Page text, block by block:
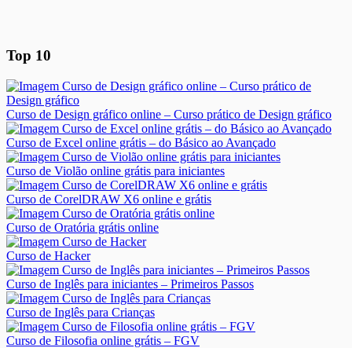
Top 10
Curso de Design gráfico online – Curso prático de Design gráfico
Curso de Excel online grátis – do Básico ao Avançado
Curso de Violão online grátis para iniciantes
Curso de CorelDRAW X6 online e grátis
Curso de Oratória grátis online
Curso de Hacker
Curso de Inglês para iniciantes – Primeiros Passos
Curso de Inglês para Crianças
Curso de Filosofia online grátis – FGV